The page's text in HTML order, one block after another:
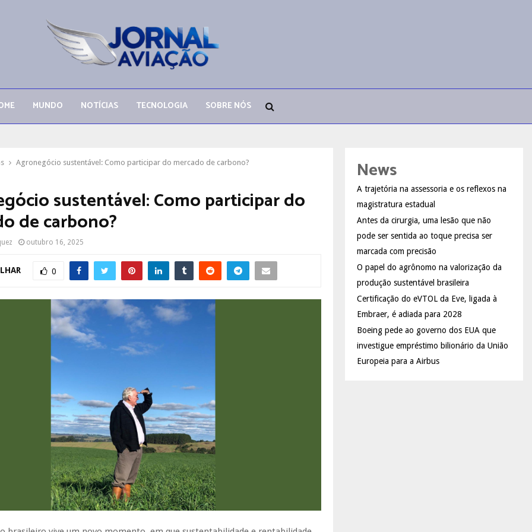
MUNDO NOTÍCIAS TECNOLOGIA SOBRE NÓS
Agronegócio sustentável: Como participar do mercado de carbono?
sustentável: Como participar do
de carbono?
outubro 16, 2025
0
News
A trajetória na assessoria e os reflexos na
magistratura estadual
Antes da cirurgia, uma lesão que não
pode ser sentida ao toque precisa ser
marcada com precisão
O papel do agrônomo na valorização da
produção sustentável brasileira
Certificação do eVTOL da Eve, ligada à
Embraer, é adiada para 2028
Boeing pede ao governo dos EUA que
investigue empréstimo bilionário da União
Europeia para a Airbus